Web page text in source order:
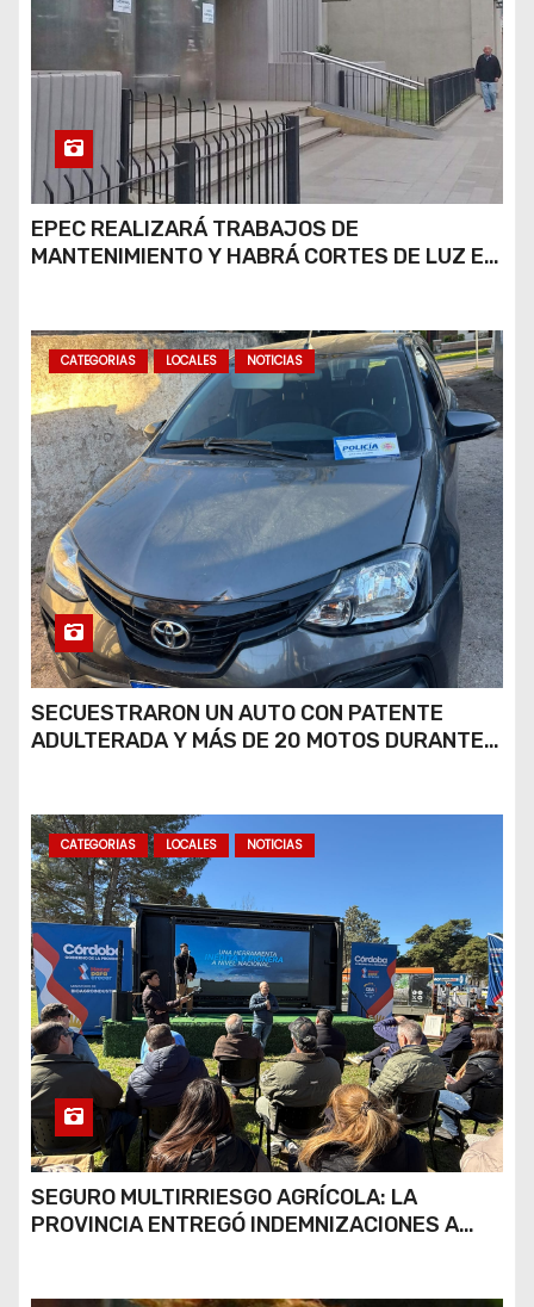
EPEC REALIZARÁ TRABAJOS DE
MANTENIMIENTO Y HABRÁ CORTES DE LUZ EN
CATEGORIAS LOCALES NOTICIAS
SECUESTRARON UN AUTO CON PATENTE
ADULTERADA Y MÁS DE 20 MOTOS DURANTE
CATEGORIAS LOCALES NOTICIAS
SEGURO MULTIRRIESGO AGRÍCOLA: LA
PROVINCIA ENTREGÓ INDEMNIZACIONES A